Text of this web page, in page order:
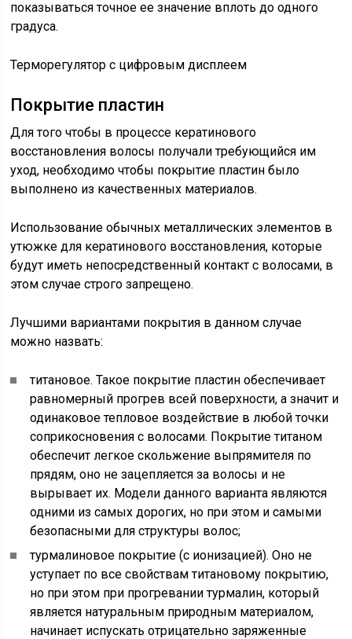
показываться точное ее значение вплоть до одного
градуса.
Терморегулятор с цифровым дисплеем
Покрытие пластин
Для того чтобы в процессе кератинового
восстановления волосы получали требующийся им
уход, необходимо чтобы покрытие пластин было
выполнено из качественных материалов.
Использование обычных металлических элементов в
утюжке для кератинового восстановления, которые
будут иметь непосредственный контакт с волосами, в
этом случае строго запрещено.
Лучшими вариантами покрытия в данном случае
можно назвать:
титановое. Такое покрытие пластин обеспечивает
равномерный прогрев всей поверхности, а значит и
одинаковое тепловое воздействие в любой точки
соприкосновения с волосами. Покрытие титаном
обеспечит легкое скольжение выпрямителя по
прядям, оно не зацепляется за волосы и не
вырывает их. Модели данного варианта являются
одними из самых дорогих, но при этом и самыми
безопасными для структуры волос;
турмалиновое покрытие (с ионизацией). Оно не
уступает по все свойствам титановому покрытию,
но при этом при прогревании турмалин, который
является натуральным природным материалом,
начинает испускать отрицательно заряженные